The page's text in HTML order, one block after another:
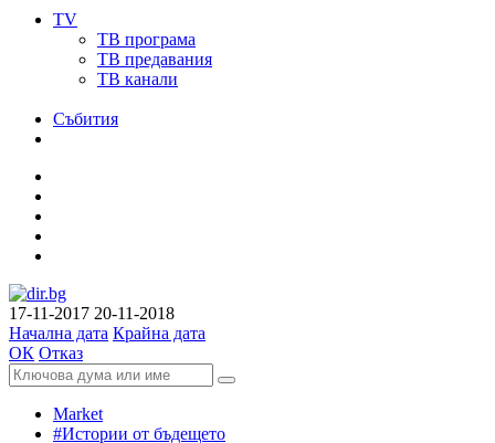
TV
ТВ програма
ТВ предавания
ТВ канали
Събития
17-11-2017 20-11-2018
Начална дата Крайна дата
ОК Отказ
Market
#Истории от бъдещето